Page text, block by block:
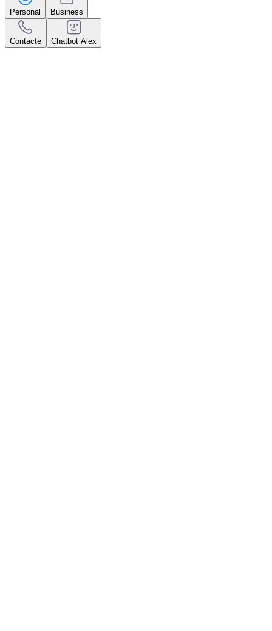
Personal Business
Contacte Chatbot Alex